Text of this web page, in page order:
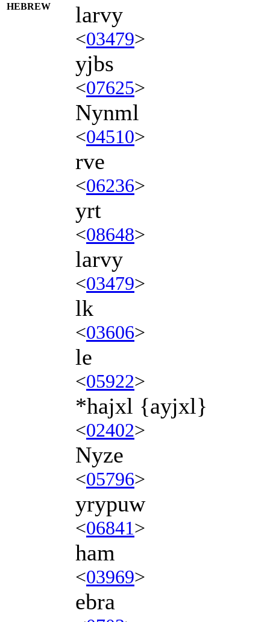
HEBREW larvy
<03479>
yjbs
<07625>
Nynml
<04510>
rve
<06236>
yrt
<08648>
larvy
<03479>
lk
<03606>
le
<05922>
*hajxl {ayjxl}
<02402>
Nyze
<05796>
yrypuw
<06841>
ham
<03969>
ebra